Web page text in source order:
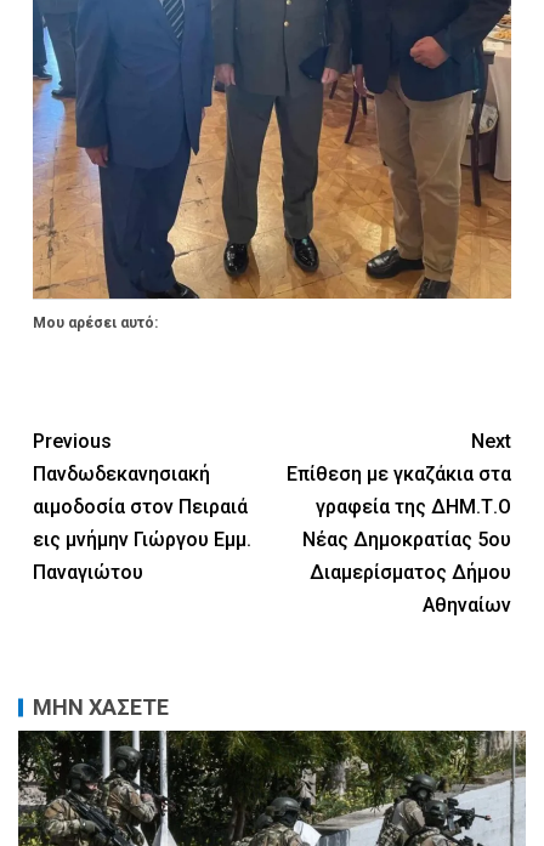
Μου αρέσει αυτό:
Previous
Πανδωδεκανησιακή
αιμοδοσία στον Πειραιά
εις μνήμην Γιώργου Εμμ.
Παναγιώτου
Next
Επίθεση με γκαζάκια στα
γραφεία της ΔΗΜ.Τ.Ο
Νέας Δημοκρατίας 5ου
Διαμερίσματος Δήμου
Αθηναίων
ΜΗΝ ΧΑΣΕΤΕ